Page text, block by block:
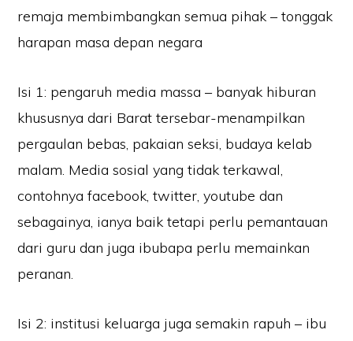
remaja membimbangkan semua pihak – tonggak
harapan masa depan negara
Isi 1: pengaruh media massa – banyak hiburan
khususnya dari Barat tersebar-menampilkan
pergaulan bebas, pakaian seksi, budaya kelab
malam. Media sosial yang tidak terkawal,
contohnya facebook, twitter, youtube dan
sebagainya, ianya baik tetapi perlu pemantauan
dari guru dan juga ibubapa perlu memainkan
peranan.
Isi 2: institusi keluarga juga semakin rapuh – ibu